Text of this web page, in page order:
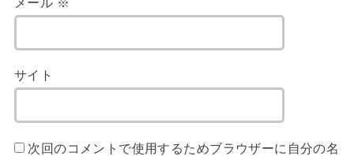
サイト
次回のコメントで使用するためブラウザーに自分の名